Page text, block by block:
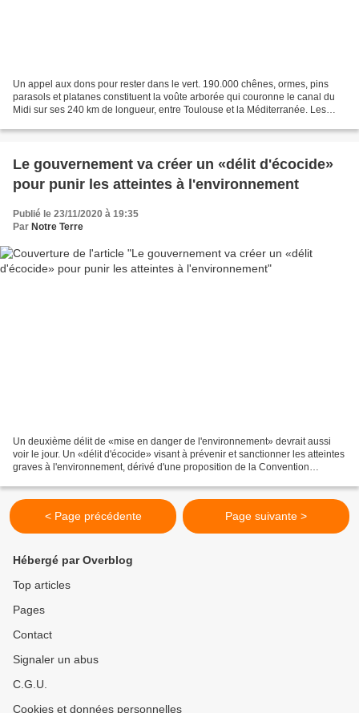
Un appel aux dons pour rester dans le vert. 190.000 chênes, ormes, pins
parasols et platanes constituent la voûte arborée qui couronne le canal du
Midi sur ses 240 km de longueur, entre Toulouse et la Méditerranée. Les
Le gouvernement va créer un «délit d'écocide»
pour punir les atteintes à l'environnement
Publié le 23/11/2020 à 19:35
Par Notre Terre
Un deuxième délit de «mise en danger de l'environnement» devrait aussi
voir le jour. Un «délit d'écocide» visant à prévenir et sanctionner les atteintes
graves à l'environnement, dérivé d'une proposition de la Convention
< Page précédente Page suivante >
Hébergé par Overblog
Top articles
Pages
Contact
Signaler un abus
C.G.U.
Cookies et données personnelles